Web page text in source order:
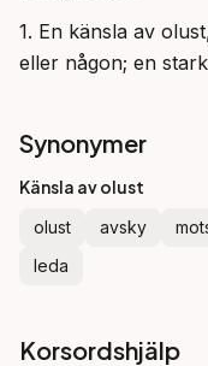
1. En känsla av
eller någon; en
Synonymer
Känsla av olust
olust avsky
leda
Korsordshjälp